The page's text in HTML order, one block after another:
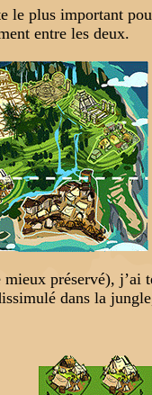
le plus important
entre les deux.
préservé), j’ai
dans la